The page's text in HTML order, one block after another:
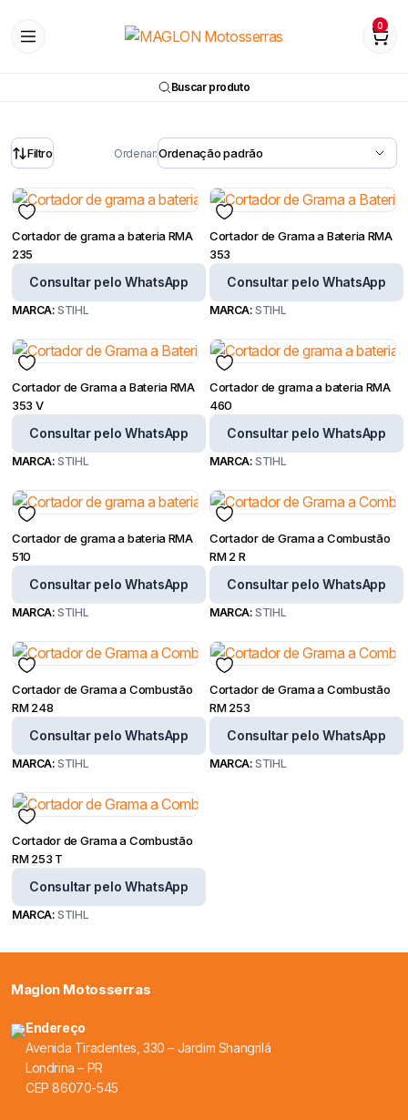
0
Buscar produto
Filtro Ordenar:
Cortador de grama a bateria RMA
235
Consultar pelo WhatsApp
MARCA:STIHL
Cortador de Grama a Bateria RMA
353
Consultar pelo WhatsApp
MARCA:STIHL
Cortador de Grama a Bateria RMA
353 V
Consultar pelo WhatsApp
MARCA:STIHL
Cortador de grama a bateria RMA
460
Consultar pelo WhatsApp
MARCA:STIHL
Cortador de grama a bateria RMA
510
Consultar pelo WhatsApp
MARCA:STIHL
Cortador de Grama a Combustão
RM 2 R
Consultar pelo WhatsApp
MARCA:STIHL
Cortador de Grama a Combustão
RM 248
Consultar pelo WhatsApp
MARCA:STIHL
Cortador de Grama a Combustão
RM 253
Consultar pelo WhatsApp
MARCA:STIHL
Cortador de Grama a Combustão
RM 253 T
Consultar pelo WhatsApp
MARCA:STIHL
Maglon Motosserras
Endereço
Avenida Tiradentes, 330 – Jardim Shangrilá
Londrina – PR
CEP 86070-545